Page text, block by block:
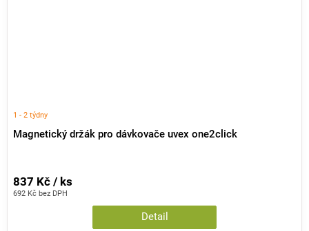
Magnetický držák pro dávkovače uvex one2click
1 - 2 týdny
692 Kč bez DPH
837 Kč / ks
Detail